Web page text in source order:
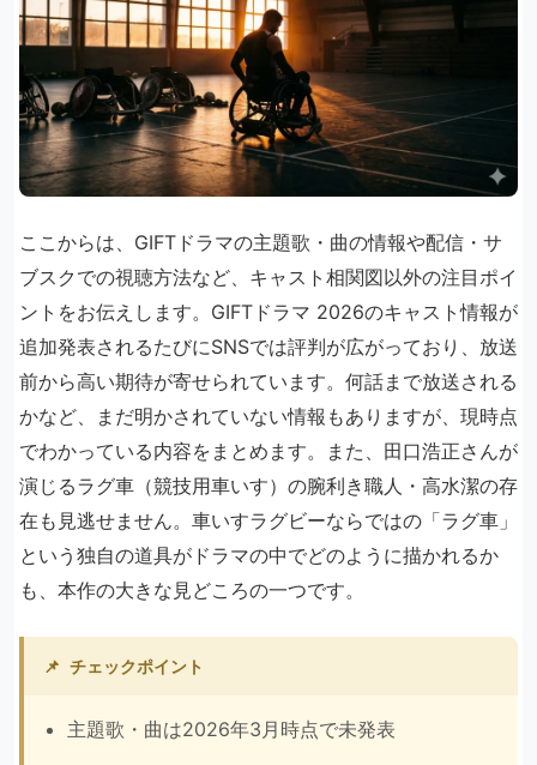
ここからは、GIFTドラマの主題歌・曲の情報や配信・サ
ブスクでの視聴方法など、キャスト相関図以外の注目ポイ
ントをお伝えします。GIFTドラマ 2026のキャスト情報が
追加発表されるたびにSNSでは評判が広がっており、放送
前から高い期待が寄せられています。何話まで放送される
かなど、まだ明かされていない情報もありますが、現時点
でわかっている内容をまとめます。また、田口浩正さんが
演じるラグ車（競技用車いす）の腕利き職人・高水潔の存
在も見逃せません。車いすラグビーならではの「ラグ車」
という独自の道具がドラマの中でどのように描かれるか
も、本作の大きな見どころの一つです。
📌 チェックポイント
主題歌・曲は2026年3月時点で未発表